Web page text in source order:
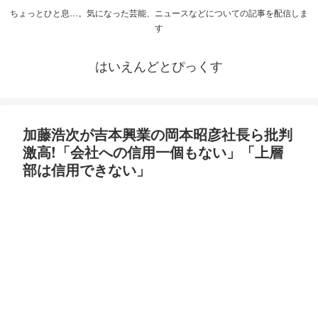
ちょっとひと息…。気になった芸能、ニュースなどについての記事を配信しま
す
はいえんどとぴっくす
加藤浩次が吉本興業の岡本昭彦社長ら批判
激高!「会社への信用一個もない」「上層
部は信用できない」